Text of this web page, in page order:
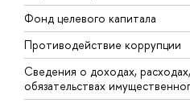
Фонд целевого капитала
Противодействие коррупции
Сведения о доходах,
обязательствах